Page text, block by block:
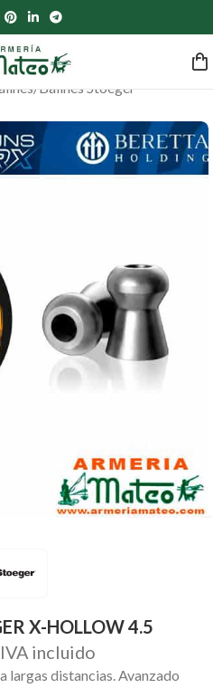
/ Balines Stoeger
X-HOLLOW 4.5
IVA incluido
largas distancias. Avanzado